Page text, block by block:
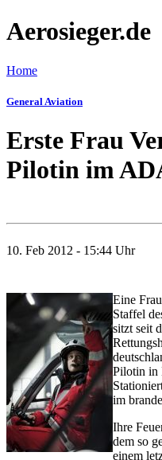
Aerosieger.de
Home
General Aviation
Erste Frau
Pilotin im
10. Feb 2012 - 15:44 Uhr
Eine
Staffel
sitzt seit
Pilotin in
im
Ihre
dem so
einem